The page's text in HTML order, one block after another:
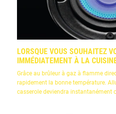
LORSQUE VOUS SOUHAITEZ
IMMÉDIATEMENT À LA
Grâce au brûleur à gaz à flamme
rapidement la bonne température.
casserole deviendra instantanément